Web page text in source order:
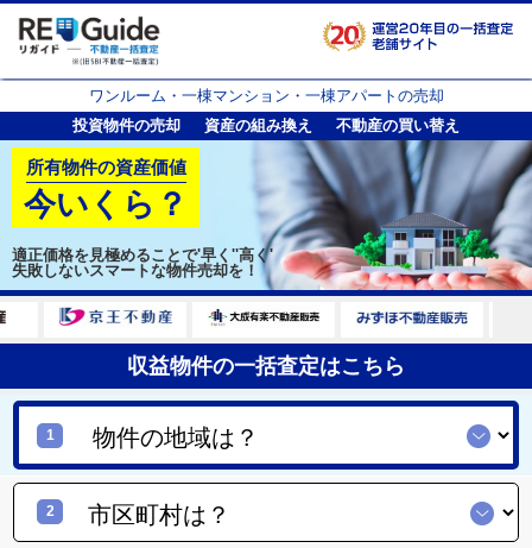
ワンルーム・一棟マンション・一棟アパートの売却
投資物件の売却
資産の組み換え 不動産の買い替え
所有物件の資産価値
今いくら？
適正価格を見極めることで'早く''高く'
失敗しないスマートな物件売却を！
収益物件の一括査定はこちら
1
2